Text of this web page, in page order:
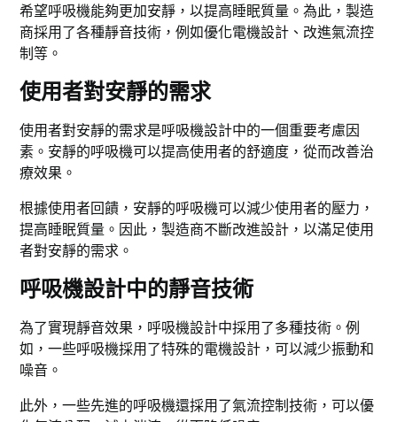
希望呼吸機能夠更加安靜，以提高睡眠質量。為此，製造
商採用了各種靜音技術，例如優化電機設計、改進氣流控
制等。
使用者對安靜的需求
使用者對安靜的需求是呼吸機設計中的一個重要考慮因
素。安靜的呼吸機可以提高使用者的舒適度，從而改善治
療效果。
根據使用者回饋，安靜的呼吸機可以減少使用者的壓力，
提高睡眠質量。因此，製造商不斷改進設計，以滿足使用
者對安靜的需求。
呼吸機設計中的靜音技術
為了實現靜音效果，呼吸機設計中採用了多種技術。例
如，一些呼吸機採用了特殊的電機設計，可以減少振動和
噪音。
此外，一些先進的呼吸機還採用了氣流控制技術，可以優